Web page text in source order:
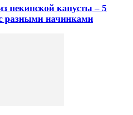
пекинской капусты – 5
разными начинками